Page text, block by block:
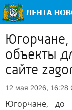
объекты
сайте
12 мая 2026, 16:28
Югорчане, до